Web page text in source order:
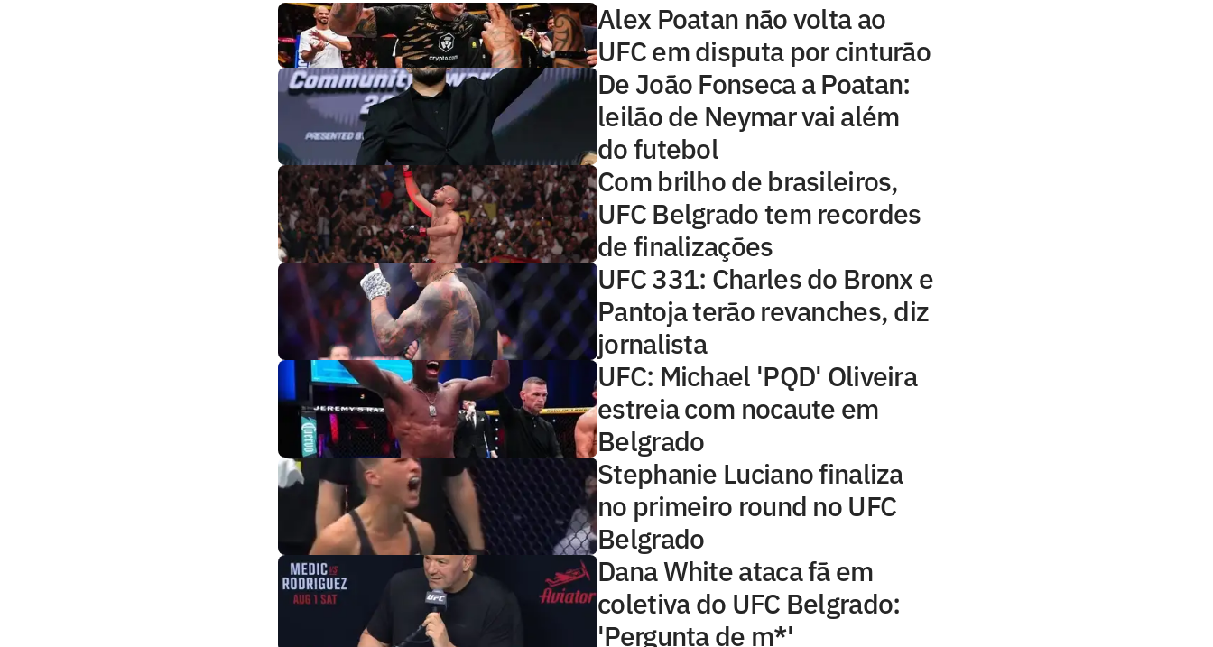
Alex Poatan não volta ao
UFC em disputa por cinturão
De João Fonseca a Poatan:
leilão de Neymar vai além
do futebol
Com brilho de brasileiros,
UFC Belgrado tem recordes
de finalizações
UFC 331: Charles do Bronx e
Pantoja terão revanches, diz
jornalista
UFC: Michael 'PQD' Oliveira
estreia com nocaute em
Belgrado
Stephanie Luciano finaliza
no primeiro round no UFC
Belgrado
Dana White ataca fã em
coletiva do UFC Belgrado:
'Pergunta de m*'